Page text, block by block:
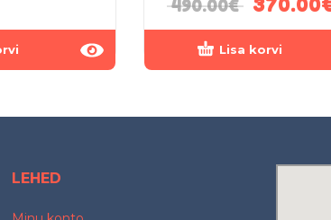
490.00€
Lisa korvi
LEHED